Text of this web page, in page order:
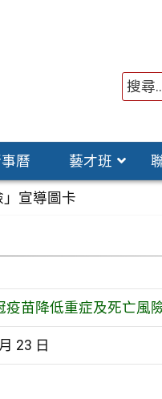
曆 藝才班
」宣導圖卡
疫苗降低重症及死亡風
23 日